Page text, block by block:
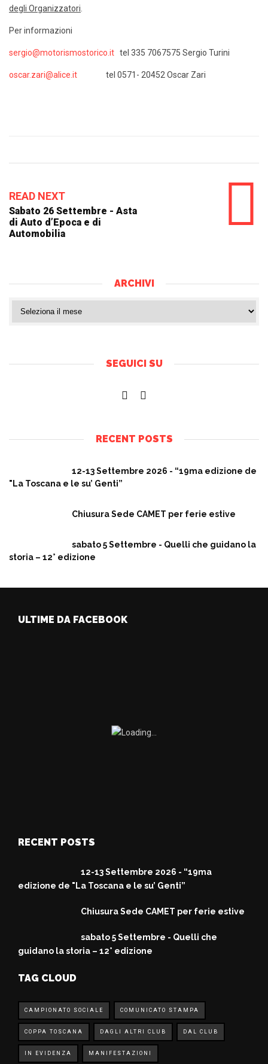
degli Organizzatori
Per informazioni
sergio@motorismostorico.it tel 335 7067575 Sergio Turini
oscar.zari@alice.it tel 0571- 20452 Oscar Zari
READ NEXT
Sabato 26 Settembre - Asta
di Auto d’Epoca e di
Automobilia
ARCHIVI
SEGUICI SU
RECENT POSTS
12-13 Settembre 2026 - “19ma edizione de
"La Toscana e le su’ Genti”
Chiusura Sede CAMET per ferie estive
sabato 5 Settembre - Quelli che guidano la
storia – 12° edizione
ULTIME DA FACEBOOK
RECENT POSTS
12-13 Settembre 2026 - “19ma
edizione de "La Toscana e le su’ Genti”
Chiusura Sede CAMET per ferie estive
sabato 5 Settembre - Quelli che
guidano la storia – 12° edizione
TAG CLOUD
CAMPIONATO SOCIALE COMUNICATO STAMPA
COPPA TOSCANA DAGLI ALTRI CLUB DAL CLUB
IN EVIDENZA MANIFESTAZIONI